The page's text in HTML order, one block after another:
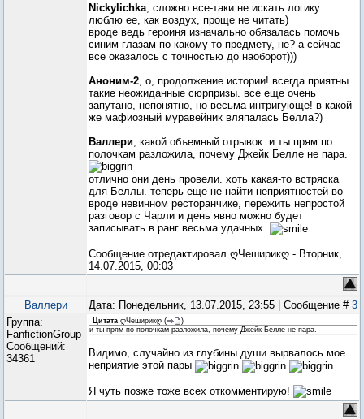
Nickylichka , сложно все-таки не искать логику...
люблю ее, как воздух, проще не читать)
вроде ведь героиня изначально обязалась помочь
синим глазам по какому-то предмету, не? а сейчас
все оказалось с точностью до наоборот)))
Аноним-2 , о, продолжение истории! всегда приятны
такие неожиданные сюрпризы. все еще очень
запутано, непонятно, но весьма интригующе! в какой
же мафиозный муравейник вляпалась Белла?)
Валлери , какой объемный отрывок. и ты прям по
полочкам разложила, почему Джейк Белле не пара.
отлично они день провели. хоть какая-то встряска
для Беллы. теперь еще не найти неприятностей во
вроде невинном ресторанчике, пережить непростой
разговор с Чарли и день явно можно будет
записывать в ранг весьма удачных.
Сообщение отредактировал ღЧеширикღ - Вторник,
14.07.2015, 00:03
Валлери Дата: Понедельник, 13.07.2015, 23:55 | Сообщение # 3
Группа:
FanfictionGroup
Сообщений:
34361
Цитата ღЧеширикღ (
)
и ты прям по полочкам разложила, почему Джейк Белле не пара.
Видимо, случайно из глубины души вырвалось мое
неприятие этой пары
Я чуть позже тоже всех откомментирую!